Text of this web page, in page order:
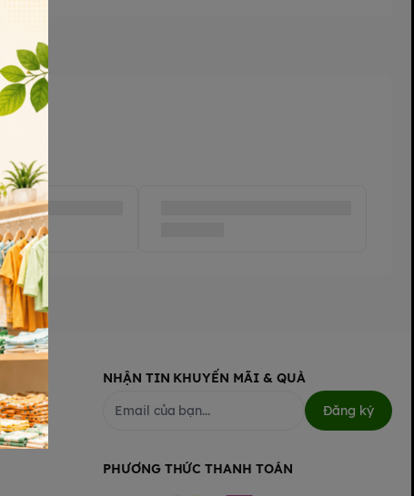
NHẬN TIN KHUYẾN MÃI & QUÀ
Đăng ký
PHƯƠNG THỨC THANH TOÁN